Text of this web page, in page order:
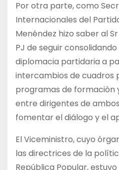
Por otra parte, como
Internacionales del
Menéndez hizo saber al
PJ de seguir consolidando
diplomacia partidaria a
intercambios de cuadros
programas de formación
entre dirigentes de
fomentar el diálogo y el
El Viceministro, cuyo
las directrices de la
República Popular,